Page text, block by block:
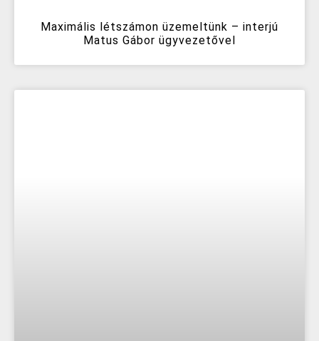
Maximális létszámon üzemeltünk – interjú
Matus Gábor ügyvezetővel